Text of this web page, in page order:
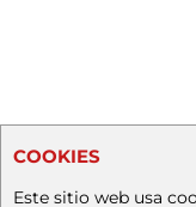
COOKIES
Este sitio web usa